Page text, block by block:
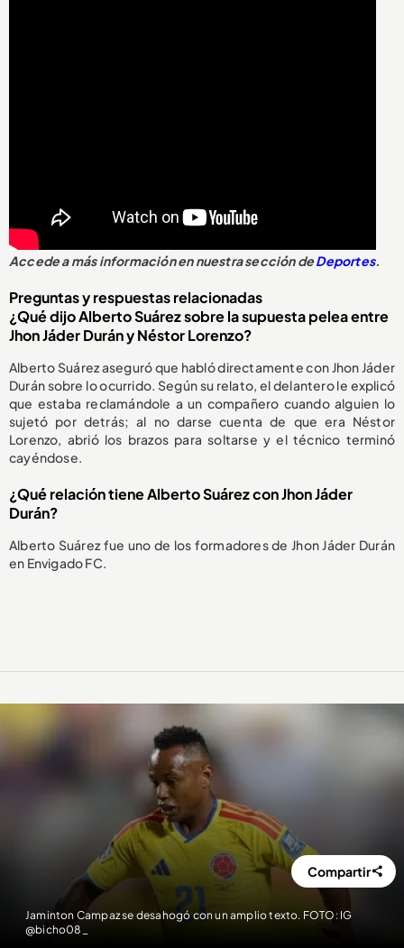
Accede a más información en nuestra sección deDeportes.
Preguntas y respuestas relacionadas
¿Qué dijo Alberto Suárez sobre la supuesta pelea entre
Jhon Jáder Durán y Néstor Lorenzo?
Alberto Suárez aseguró que habló directamente con Jhon Jáder
Durán sobre lo ocurrido. Según su relato, el delantero le explicó
que estaba reclamándole a un compañero cuando alguien lo
sujetó por detrás; al no darse cuenta de que era Néstor
Lorenzo, abrió los brazos para soltarse y el técnico terminó
cayéndose.
¿Qué relación tiene Alberto Suárez con Jhon Jáder
Durán?
Alberto Suárez fue uno de los formadores de Jhon Jáder Durán
en Envigado FC.
Jaminton Campaz se desahogó con un amplio texto. FOTO: IG
@bicho08_
Compartir